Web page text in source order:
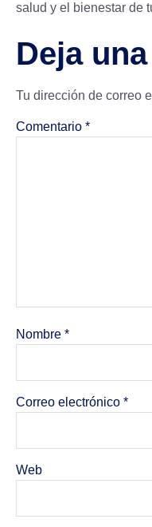
salud y el bienestar de
Deja
Tu dirección de correo
Comentario *
Nombre *
Correo electrónico *
Web